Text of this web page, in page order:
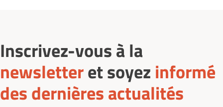
Inscrivez-vous à la
newsletteret soyez informé
des dernières actualités